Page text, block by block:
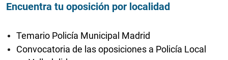
Encuentra tu oposición por localidad
Temario Policía Municipal Madrid
Convocatoria de las oposiciones a Policía Local